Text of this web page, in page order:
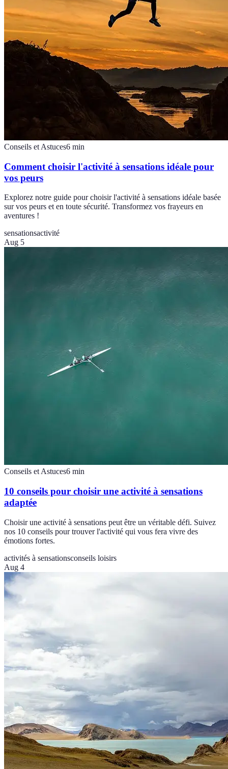
Conseils et Astuces6 min
Comment choisir l'activité à sensations idéale pour
vos peurs
Explorez notre guide pour choisir l'activité à sensations idéale basée
sur vos peurs et en toute sécurité. Transformez vos frayeurs en
aventures !
sensationsactivité
Aug 5
Conseils et Astuces6 min
10 conseils pour choisir une activité à sensations
adaptée
Choisir une activité à sensations peut être un véritable défi. Suivez
nos 10 conseils pour trouver l'activité qui vous fera vivre des
émotions fortes.
activités à sensationsconseils loisirs
Aug 4